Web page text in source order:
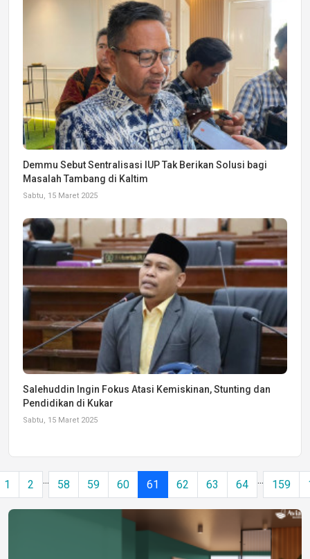
Demmu Sebut Sentralisasi IUP Tak Berikan Solusi bagi
Masalah Tambang di Kaltim
Sabtu, 15 Maret 2025
Salehuddin Ingin Fokus Atasi Kemiskinan, Stunting dan
Pendidikan di Kukar
Sabtu, 15 Maret 2025
1 2 ... 58 59 60 61 62 63 64 ... 159